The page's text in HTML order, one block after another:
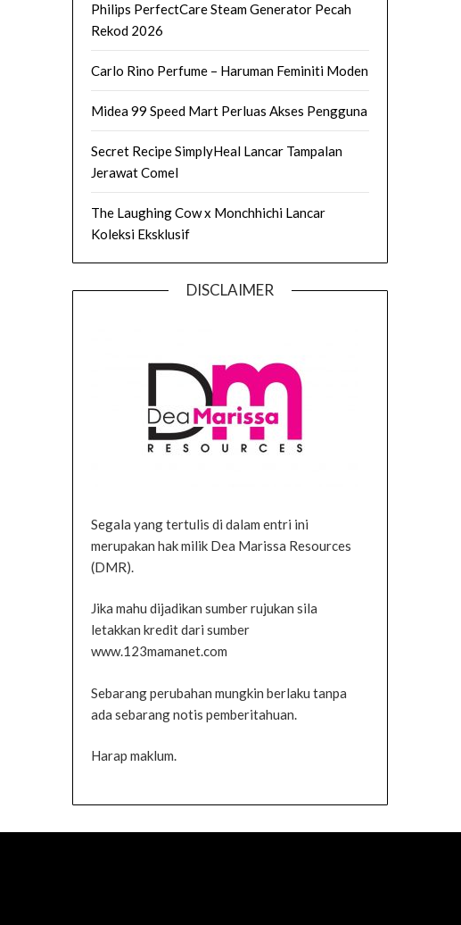
Philips PerfectCare Steam Generator Pecah
Rekod 2026
Carlo Rino Perfume – Haruman Feminiti Moden
Midea 99 Speed Mart Perluas Akses Pengguna
Secret Recipe SimplyHeal Lancar Tampalan
Jerawat Comel
The Laughing Cow x Monchhichi Lancar
Koleksi Eksklusif
DISCLAIMER
Segala yang tertulis di dalam entri ini
merupakan hak milik Dea Marissa Resources
(DMR).
Jika mahu dijadikan sumber rujukan sila
letakkan kredit dari sumber
www.123mamanet.com
Sebarang perubahan mungkin berlaku tanpa
ada sebarang notis pemberitahuan.
Harap maklum.